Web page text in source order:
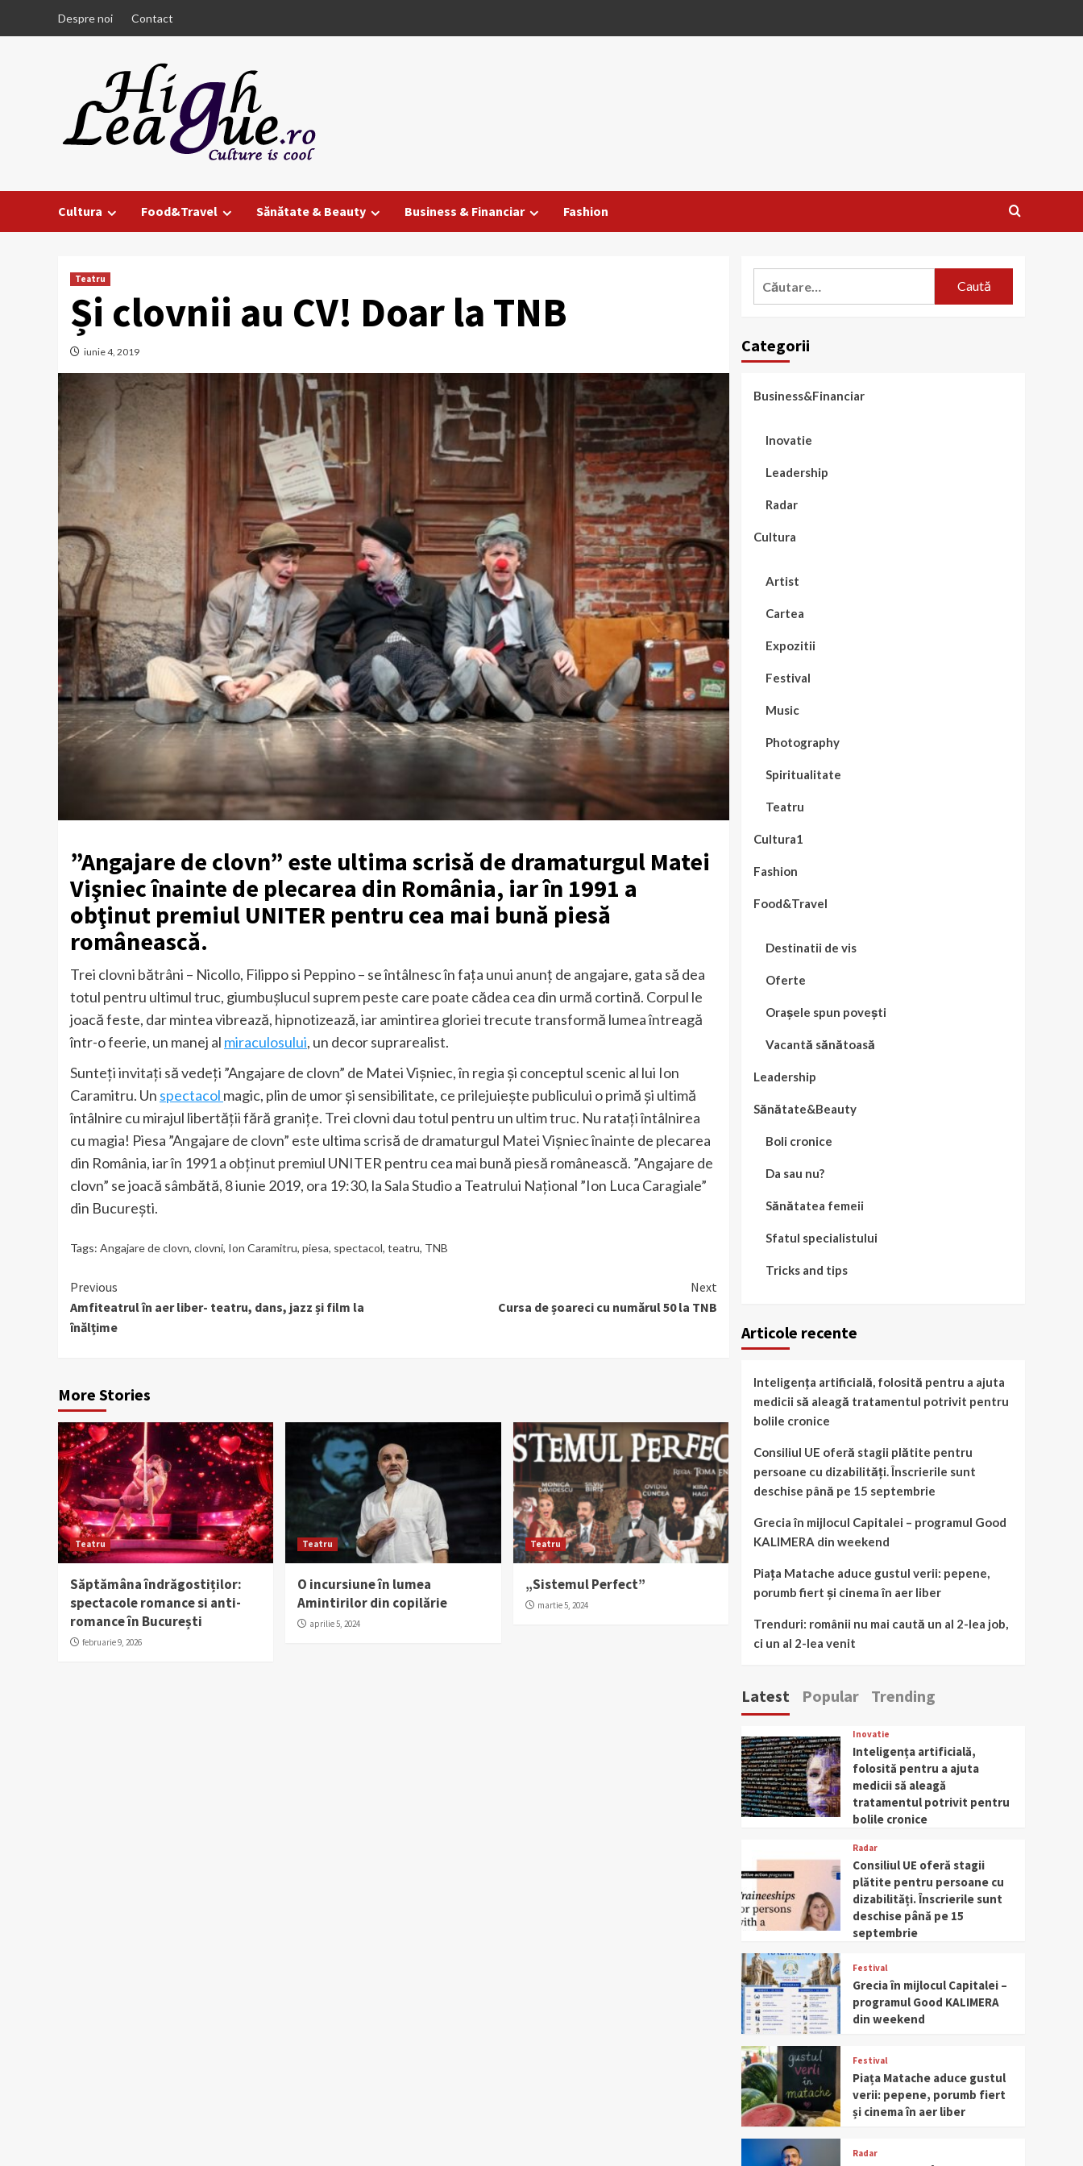
Despre noi Contact
Cultura Food&Travel Sănătate & Beauty Business & Financiar Fashion
Teatru
Și clovnii au CV! Doar la TNB
iunie 4, 2019
”Angajare de clovn” este ultima scrisă de dramaturgul Matei
Vişniec înainte de plecarea din România, iar în 1991 a
obţinut premiul UNITER pentru cea mai bună piesă
românească.
Trei clovni bătrâni – Nicollo, Filippo si Peppino – se întâlnesc în faţa unui anunţ de angajare, gata să dea
totul pentru ultimul truc, giumbuşlucul suprem peste care poate cădea cea din urmă cortină. Corpul le
joacă feste, dar mintea vibrează, hipnotizează, iar amintirea gloriei trecute transformă lumea întreagă
într-o feerie, un manej al miraculosului, un decor suprarealist.
Sunteți invitați să vedeți ”Angajare de clovn” de Matei Vișniec, în regia și conceptul scenic al lui Ion
Caramitru. Un spectacol magic, plin de umor și sensibilitate, ce prilejuiește publicului o primă și ultimă
întâlnire cu mirajul libertății fără granițe. Trei clovni dau totul pentru un ultim truc. Nu ratați întâlnirea
cu magia! Piesa ”Angajare de clovn” este ultima scrisă de dramaturgul Matei Vişniec înainte de plecarea
din România, iar în 1991 a obţinut premiul UNITER pentru cea mai bună piesă românească. ”Angajare de
clovn” se joacă sâmbătă, 8 iunie 2019, ora 19:30, la Sala Studio a Teatrului Național ”Ion Luca Caragiale”
din București.
Tags: Angajare de clovn, clovni, Ion Caramitru, piesa, spectacol, teatru, TNB
Continue
Reading
Previous
Amfiteatrul în aer liber- teatru, dans, jazz și film la
înălțime
Next
Cursa de șoareci cu numărul 50 la TNB
More Stories
Teatru
Săptămâna îndrăgostiților:
spectacole romance si anti-
romance în București
februarie 9, 2026
Teatru
O incursiune în lumea
Amintirilor din copilărie
aprilie 5, 2024
Teatru
„Sistemul Perfect”
martie 5, 2024
Categorii
Business&Financiar
Inovatie
Leadership
Radar
Cultura
Artist
Cartea
Expozitii
Festival
Music
Photography
Spiritualitate
Teatru
Cultura1
Fashion
Food&Travel
Destinatii de vis
Oferte
Orașele spun povești
Vacantă sănătoasă
Leadership
Sănătate&Beauty
Boli cronice
Da sau nu?
Sănătatea femeii
Sfatul specialistului
Tricks and tips
Articole recente
Inteligența artificială, folosită pentru a ajuta
medicii să aleagă tratamentul potrivit pentru
bolile cronice
Consiliul UE oferă stagii plătite pentru
persoane cu dizabilități. Înscrierile sunt
deschise până pe 15 septembrie
Grecia în mijlocul Capitalei – programul Good
KALIMERA din weekend
Piața Matache aduce gustul verii: pepene,
porumb fiert și cinema în aer liber
Trenduri: românii nu mai caută un al 2-lea job,
ci un al 2-lea venit
Latest Popular Trending
Inovatie
Inteligența artificială,
folosită pentru a ajuta
medicii să aleagă
tratamentul potrivit pentru
bolile cronice
Radar
Consiliul UE oferă stagii
plătite pentru persoane cu
dizabilități. Înscrierile sunt
deschise până pe 15
septembrie
Festival
Grecia în mijlocul Capitalei –
programul Good KALIMERA
din weekend
Festival
Piața Matache aduce gustul
verii: pepene, porumb fiert
și cinema în aer liber
Radar